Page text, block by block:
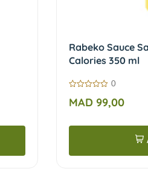
Rabeko Sauce
Calories 350 ml
sur
5
0
MAD99,00